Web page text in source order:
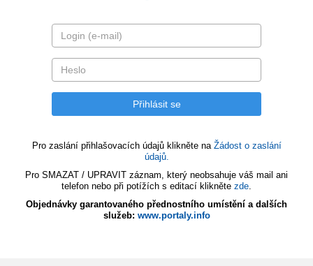
Pro zaslání přihlašovacích údajů klikněte na Žádost o zaslání
údajů.
Pro SMAZAT / UPRAVIT záznam, který neobsahuje váš mail ani
telefon nebo při potížích s editací klikněte zde.
Objednávky garantovaného přednostního umístění a dalších
služeb: www.portaly.info